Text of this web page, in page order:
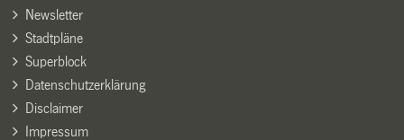
Newsletter
Stadtpläne
Superblock
Datenschutzerklärung
Disclaimer
Impressum